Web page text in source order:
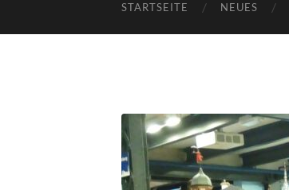
STARTSEITE NEUES